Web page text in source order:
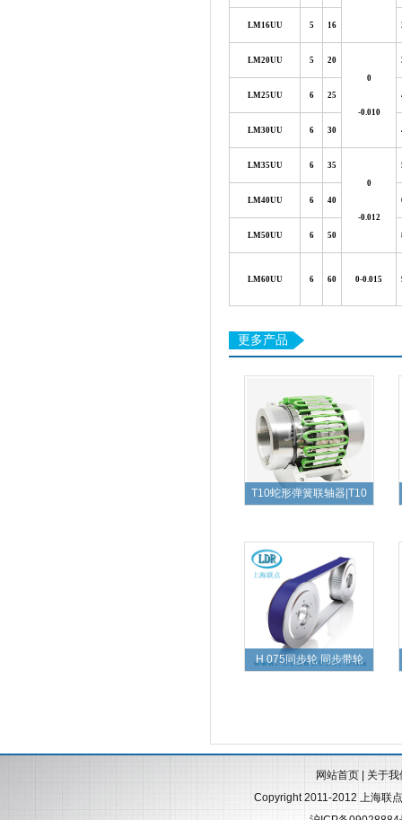
LM16UU 5 16
LM20UU 5
20
0
-0.010
LM25UU 6 25
LM30UU 6 30
LM35UU 6
35
0
-0.012
LM40UU 6 40
LM50UU 6 50
LM60UU 6 60 0-0.015
更多产品
T10蛇形弹簧联轴器|T10
H 075同步轮 同步带轮
网站首页
关于我
Copyright 2011-2012 上海联